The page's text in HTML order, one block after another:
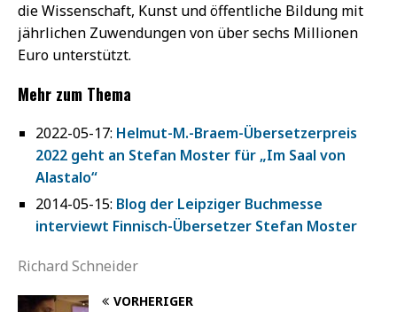
die Wissenschaft, Kunst und öffentliche Bildung mit
jährlichen Zuwendungen von über sechs Millionen
Euro unterstützt.
Mehr zum Thema
2022-05-17: Helmut-M.-Braem-Übersetzerpreis
2022 geht an Stefan Moster für „Im Saal von
Alastalo“
2014-05-15: Blog der Leipziger Buchmesse
interviewt Finnisch-Übersetzer Stefan Moster
Richard Schneider
VORHERIGER